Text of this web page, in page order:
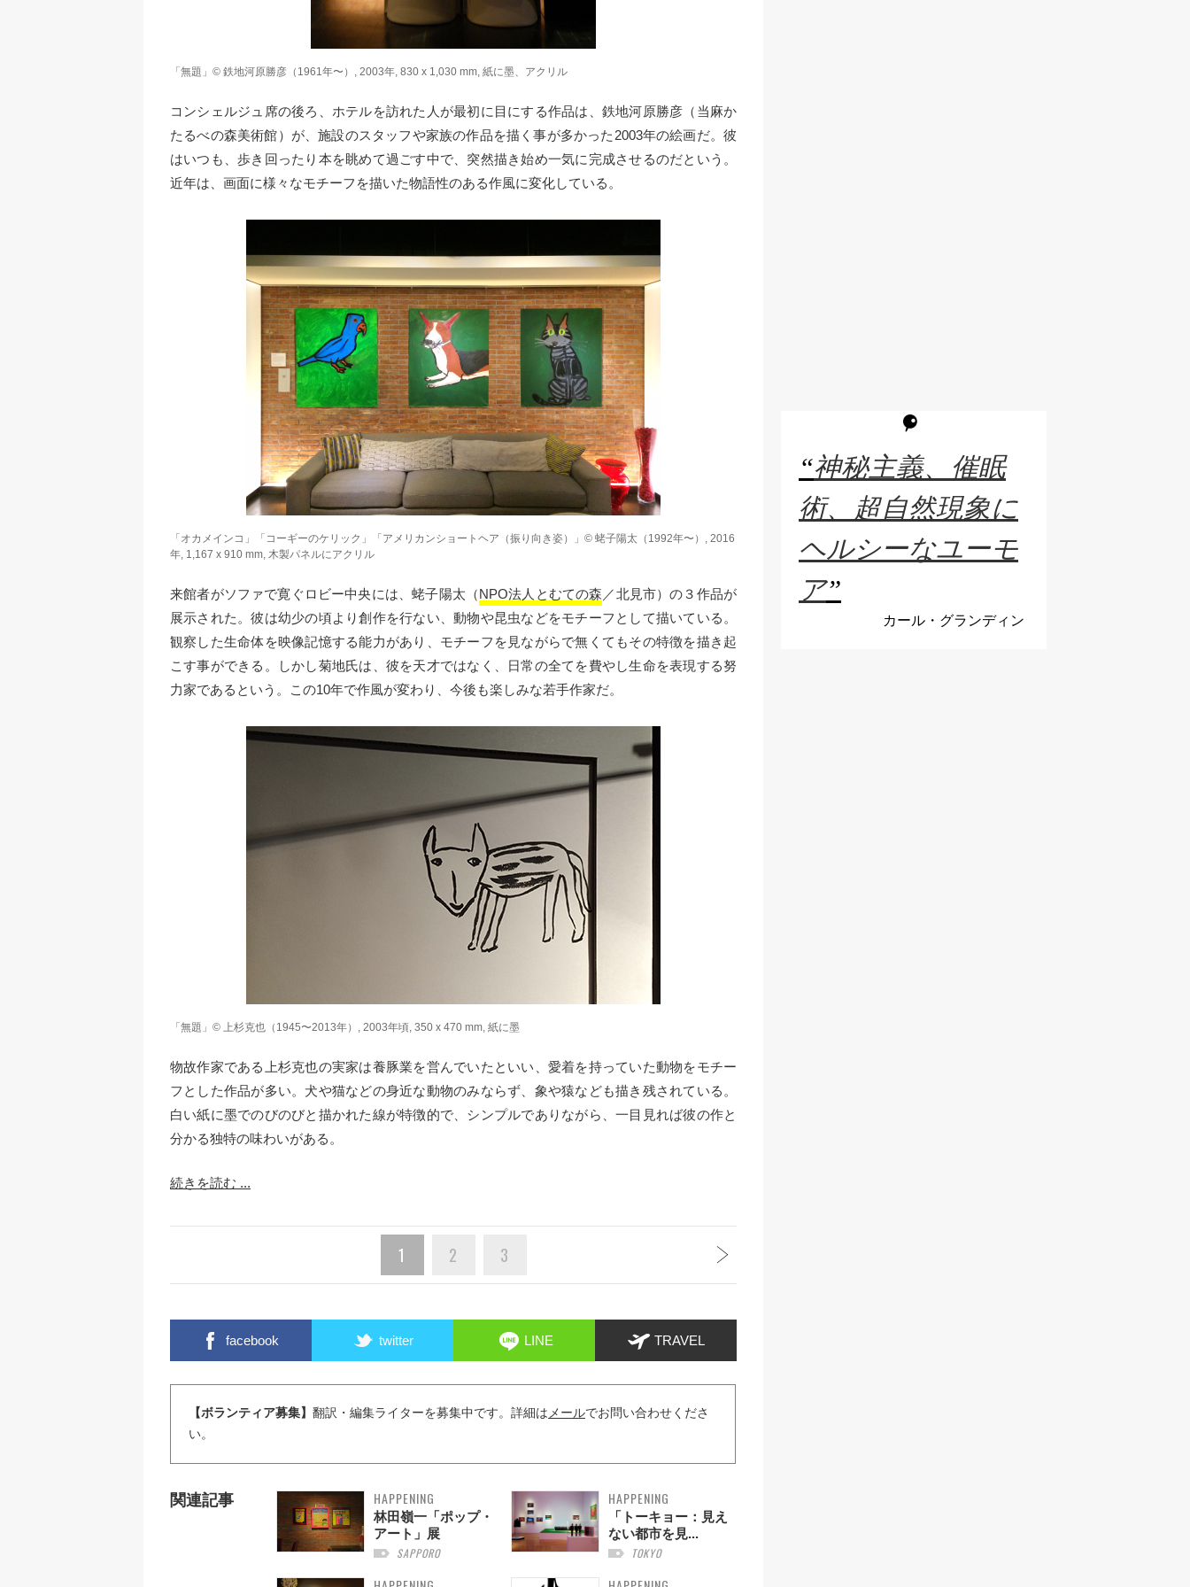
「無題」© 鉄地河原勝彦（1961年〜）, 2003年, 830 x 1,030 mm, 紙に墨、アクリル
コンシェルジュ席の後ろ、ホテルを訪れた人が最初に目にする作品は、鉄地河原勝彦（当麻か
たるべの森美術館）が、施設のスタッフや家族の作品を描く事が多かった2003年の絵画だ。彼
はいつも、歩き回ったり本を眺めて過ごす中で、突然描き始め一気に完成させるのだという。
近年は、画面に様々なモチーフを描いた物語性のある作風に変化している。
「オカメインコ」「コーギーのケリック」「アメリカンショートヘア（振り向き姿）」© 蛯子陽太（1992年〜）, 2016
年, 1,167 x 910 mm, 木製パネルにアクリル
来館者がソファで寛ぐロビー中央には、蛯子陽太（NPO法人とむての森 ／北見市）の３作品が
展示された。彼は幼少の頃より創作を行ない、動物や昆虫などをモチーフとして描いている。
観察した生命体を映像記憶する能力があり、モチーフを見ながらで無くてもその特徴を描き起
こす事ができる。しかし菊地氏は、彼を天才ではなく、日常の全てを費やし生命を表現する努
力家であるという。この10年で作風が変わり、今後も楽しみな若手作家だ。
「無題」© 上杉克也（1945〜2013年）, 2003年頃, 350 x 470 mm, 紙に墨
物故作家である上杉克也の実家は養豚業を営んでいたといい、愛着を持っていた動物をモチー
フとした作品が多い。犬や猫などの身近な動物のみならず、象や猿なども描き残されている。
白い紙に墨でのびのびと描かれた線が特徴的で、シンプルでありながら、一目見れば彼の作と
分かる独特の味わいがある。
続きを読む ...
1 2 3
facebook twitter LINE TRAVEL
【ボランティア募集】 翻訳・編集ライターを募集中です。詳細は メールでお問い合わせくださ
い。
関連記事 HAPPENING
林田嶺一「ポップ・
アート」展
SAPPORO
HAPPENING
「トーキョー：見え
ない都市を見...
TOKYO
“神秘主義、催眠
術、超自然現象に
ヘルシーなユーモ
ア”
カール・グランディン